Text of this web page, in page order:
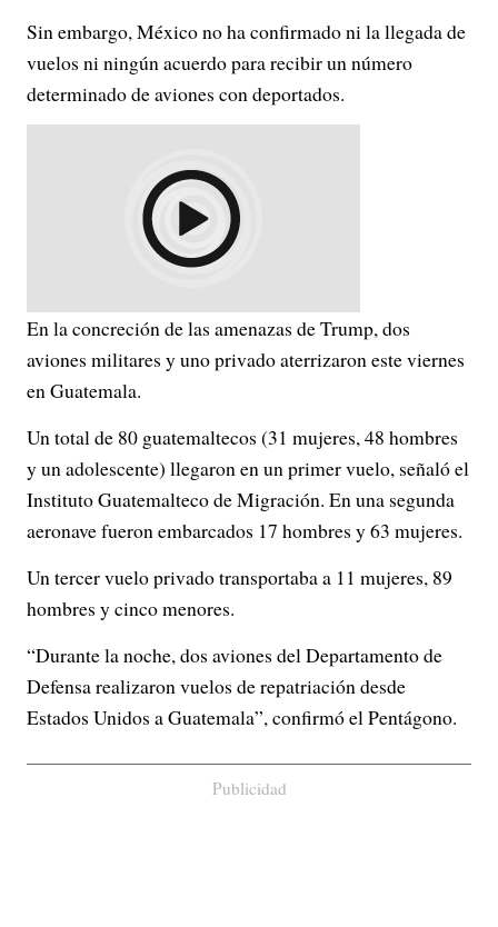
Sin embargo, México no ha confirmado ni la llegada de
vuelos ni ningún acuerdo para recibir un número
determinado de aviones con deportados.
En la concreción de las amenazas de Trump, dos
aviones militares y uno privado aterrizaron este viernes
en Guatemala.
Un total de 80 guatemaltecos (31 mujeres, 48 hombres
y un adolescente) llegaron en un primer vuelo, señaló el
Instituto Guatemalteco de Migración. En una segunda
aeronave fueron embarcados 17 hombres y 63 mujeres.
Un tercer vuelo privado transportaba a 11 mujeres, 89
hombres y cinco menores.
“Durante la noche, dos aviones del Departamento de
Defensa realizaron vuelos de repatriación desde
Estados Unidos a Guatemala”, confirmó el Pentágono.
Publicidad